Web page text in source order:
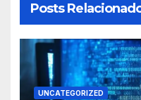
Posts
UNCATEGORIZED